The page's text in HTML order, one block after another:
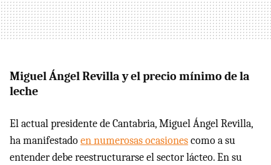
Miguel Ángel Revilla y el precio mínimo de la
leche
El actual presidente de Cantabria, Miguel Ángel Revilla,
ha manifestadoen numerosas ocasionescomo a su
entender debe reestructurarse el sector lácteo. En su